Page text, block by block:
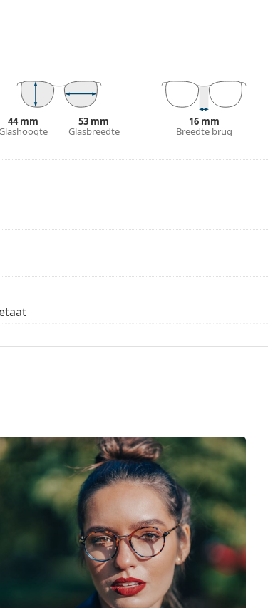
tegen beschadiging. Dit type montuur is
de koker en het ontwerp kunnen variëren.
verzorgen van zonnebrillen. Sommige
van een doekje.
of Bekijk onzebrillengids
als je hulp nodig hebt
44 mm 53 mm
Glasbreedte
16 mm
Breedte brug